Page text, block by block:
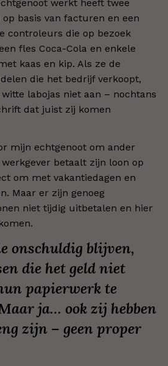
werkt heeft twee
basis van facturen en een
controleurs die op bezoek
fles Coca-Cola en enkele
kaas en kip. Als ze de
die het bedrijf verkoopt,
labojas niet aan – nochtans
dat juist zij komen
mijn echtgenoot om ander
betaalt zijn loon op
om met vakantiedagen en
Maar er zijn genoeg
niet tijdig uitbetalen en hier
onschuldig blijven,
die het geld niet
papierwerk te
ja… ook zij hebben
zijn – geen proper